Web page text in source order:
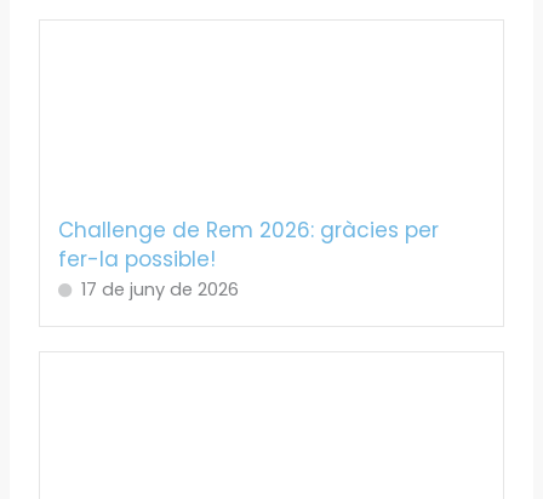
Challenge de Rem 2026: gràcies per
fer-la possible!
17 de juny de 2026